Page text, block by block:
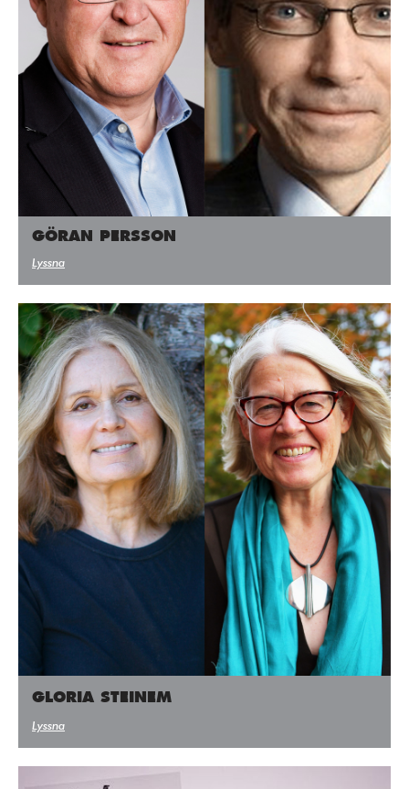
GÖRAN PERSSON
Lyssna
GLORIA STEINEM
Lyssna